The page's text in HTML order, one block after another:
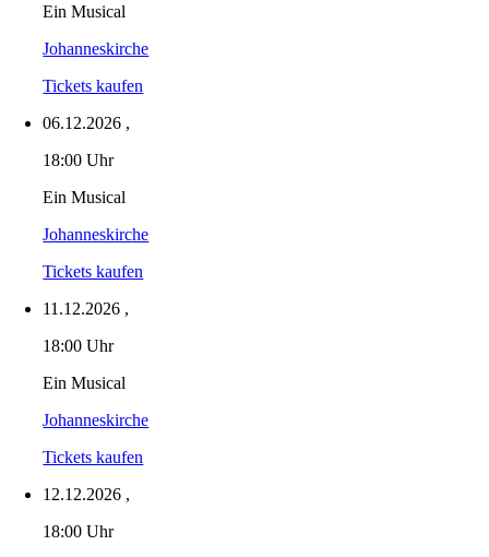
Ein Musical
Johanneskirche
Tickets kaufen
06.12.2026 ,
18:00 Uhr
Ein Musical
Johanneskirche
Tickets kaufen
11.12.2026 ,
18:00 Uhr
Ein Musical
Johanneskirche
Tickets kaufen
12.12.2026 ,
18:00 Uhr